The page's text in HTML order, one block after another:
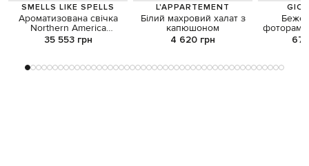
SMELLS LIKE SPELLS
Ароматизована свічка
Northern America
Incantations
35 553 грн
L'APPARTEMENT
Білий махровий халат з
капюшоном
4 620 грн 67